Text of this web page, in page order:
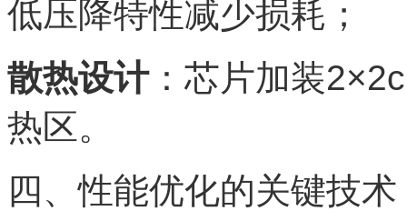
低压降特性减少损耗；
散热设计：芯片加装
热区。
四、性能优化的关键技术